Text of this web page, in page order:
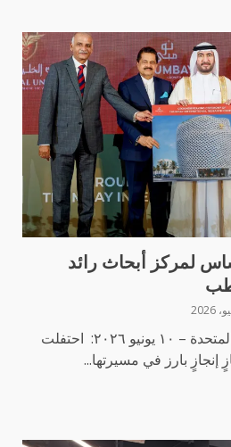
لمركز أبحاث رائد
عجمان، الإمارات العربية المتحدة – ١٠ يونيو ٢٠٢٦: احتفلت
إنجازٍ بارز في مسيرتها...